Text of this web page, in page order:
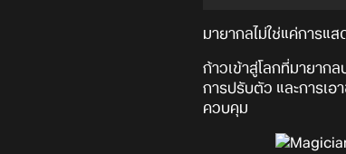
มายากลไม่ใช่แค่การแ
ก้าวเข้าสู่โลกที่มายากล
การปรับตัว และการเ
ควบคุม